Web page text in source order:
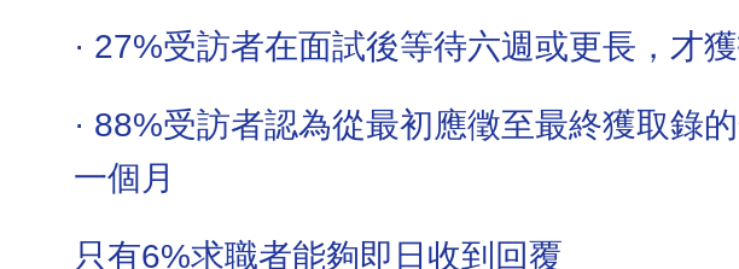
· 27%受訪者在面試後等待六週或更長，才
· 88%受訪者認為從最初應徵至最終獲取錄
一個月
只有6%求職者能夠即日收到回覆